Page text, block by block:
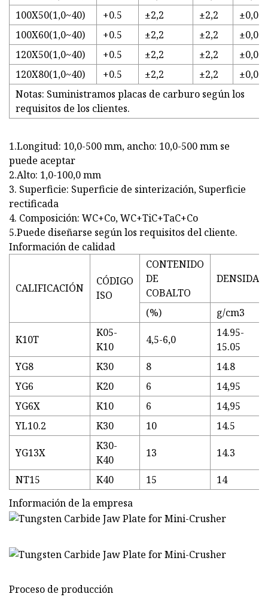
100X50(1,0~40)
+0.5 ±2,2 ±2,2
±0,01
100X60(1,0~40)
+0.5 ±2,2 ±2,2
±0,01
120X50(1,0~40)
+0.5 ±2,2 ±2,2
±0,01
120X80(1,0~40)
+0.5 ±2,2 ±2,2
±0,01
Notas: Suministramos placas de carburo según los
requisitos de los clientes.
1.Longitud: 10,0-500 mm, ancho: 10,0-500 mm se
puede aceptar
2.Alto: 1,0-100,0 mm
3. Superficie: Superficie de sinterización, Superficie
rectificada
4. Composición: WC+Co, WC+TiC+TaC+Co
5.Puede diseñarse según los requisitos del cliente.
Información de calidad
CALIFICACIÓN
CÓDIGO
ISO
CONTENIDO
DE
COBALTO
DENSIDAD
(%) g/cm3
K10T
K05-
K10
4,5-6,0
14.95-
15.05
YG8
K30 8
14.8
YG6
K20 6
14,95
YG6X
K10 6
14,95
YL10.2
K30 10 14.5
YG13X
K30-
K40
13 14.3
NT15 K40 15
14
Información de la empresa
Proceso de producción